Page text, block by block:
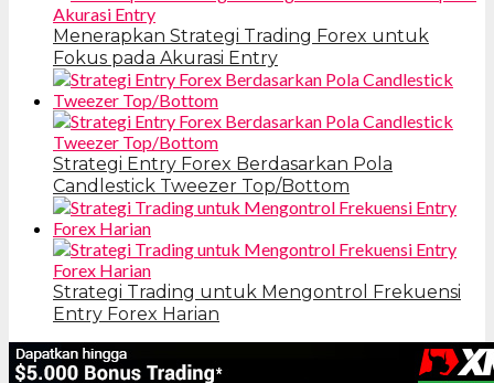
Menerapkan Strategi Trading Forex untuk
Fokus pada Akurasi Entry
Strategi Entry Forex Berdasarkan Pola
Candlestick Tweezer Top/Bottom
Strategi Trading untuk Mengontrol Frekuensi
Entry Forex Harian